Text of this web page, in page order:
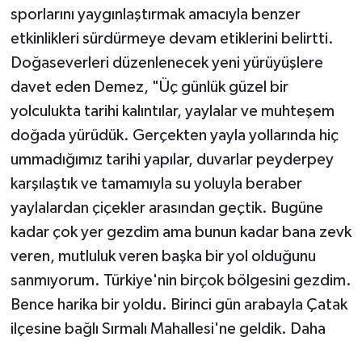
sporlarını yaygınlaştırmak amacıyla benzer
etkinlikleri sürdürmeye devam etiklerini belirtti.
Doğaseverleri düzenlenecek yeni yürüyüşlere
davet eden Demez, "Üç günlük güzel bir
yolculukta tarihi kalıntılar, yaylalar ve muhteşem
doğada yürüdük. Gerçekten yayla yollarında hiç
ummadığımız tarihi yapılar, duvarlar peyderpey
karşılaştık ve tamamıyla su yoluyla beraber
yaylalardan çiçekler arasından geçtik. Bugüne
kadar çok yer gezdim ama bunun kadar bana zevk
veren, mutluluk veren başka bir yol olduğunu
sanmıyorum. Türkiye'nin birçok bölgesini gezdim.
Bence harika bir yoldu. Birinci gün arabayla Çatak
ilçesine bağlı Sırmalı Mahallesi'ne geldik. Daha